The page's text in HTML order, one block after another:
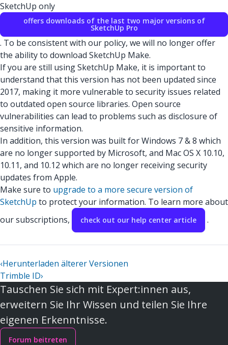
SketchUp only
offers downloads of the last two major versions of
SketchUp Pro
. To be consistent with our policy, we will no longer offer
the ability to download SketchUp Make.
If you are still using SketchUp Make, it is important to
understand that this version has not been updated since
2017, making it more vulnerable to security issues related
to outdated open source libraries. Open source
vulnerabilities can lead to problems such as disclosure of
sensitive information.
In addition, this version was built for Windows 7 & 8 which
are no longer supported by Microsoft, and Mac OS X 10.10,
10.11, and 10.12 which are no longer receiving security
updates from Apple.
Make sure to upgrade to a more secure version of
SketchUp to protect your information. To learn more about
our subscriptions,
check out our help center article .
‹Herunterladen älterer Versionen
Trimble ID›
Tauschen Sie sich mit Expert:innen aus,
erweitern Sie Ihr Wissen und teilen Sie Ihre
eigenen Erkenntnisse.
Forum beitreten